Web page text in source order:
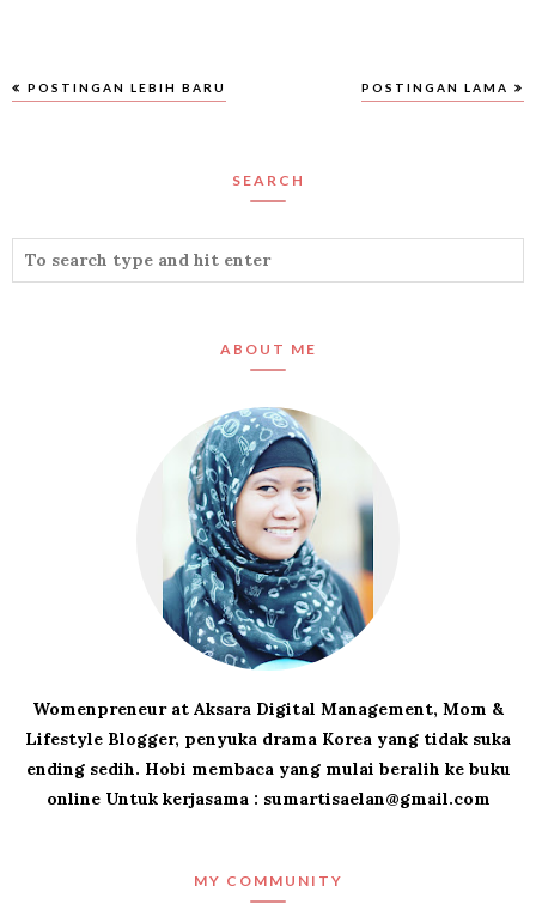
POSTINGAN LEBIH BARU POSTINGAN LAMA
SEARCH
ABOUT ME
Womenpreneur at Aksara Digital Management, Mom &
Lifestyle Blogger, penyuka drama Korea yang tidak suka
ending sedih. Hobi membaca yang mulai beralih ke buku
online Untuk kerjasama : sumartisaelan@gmail.com
MY COMMUNITY